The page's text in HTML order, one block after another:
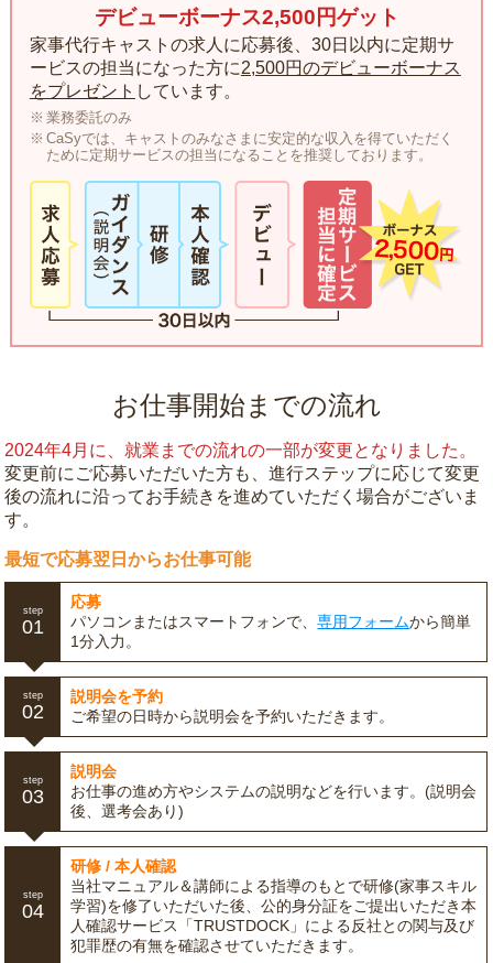
デビューボーナス2,500円ゲット
家事代行キャストの求人に応募後、30日以内に定期サ
ービスの担当になった方に2,500円のデビューボーナス
をプレゼント しています。
業務委託のみ
CaSyでは、キャストのみなさまに安定的な収入を得ていただく
ために定期サービスの担当になることを推奨しております。
お仕事開始までの流れ
2024年4月に、就業までの流れの一部が変更となりました。
変更前にご応募いただいた方も、進行ステップに応じて変更
後の流れに沿ってお手続きを進めていただく場合がございま
す。
最短で応募翌日からお仕事可能
step
01
応募
パソコンまたはスマートフォンで、専用フォームから簡単
1分入力。
step
02
説明会を予約
ご希望の日時から説明会を予約いただきます。
step
03
説明会
お仕事の進め方やシステムの説明などを行います。(説明会
後、選考会あり)
step
04
研修 / 本人確認
当社マニュアル＆講師による指導のもとで研修(家事スキル
学習)を修了いただいた後、公的身分証をご提出いただき本
人確認サービス「TRUSTDOCK」による反社との関与及び
犯罪歴の有無を確認させていただきます。